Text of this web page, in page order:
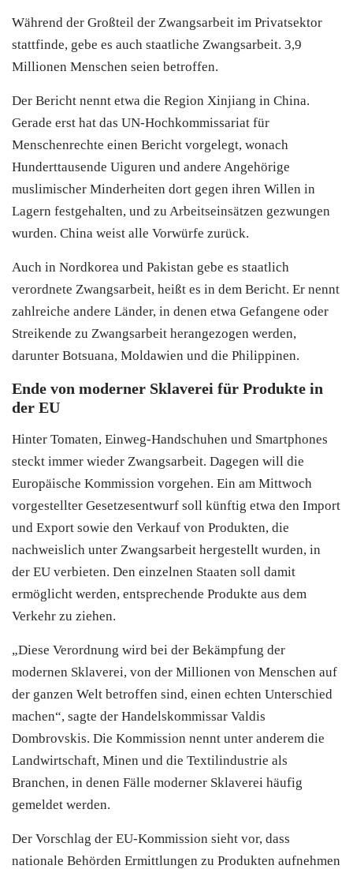
Während der Großteil der Zwangsarbeit im Privatsektor
stattfinde, gebe es auch staatliche Zwangsarbeit. 3,9
Millionen Menschen seien betroffen.
Der Bericht nennt etwa die Region Xinjiang in China.
Gerade erst hat das UN-Hochkommissariat für
Menschenrechte einen Bericht vorgelegt, wonach
Hunderttausende Uiguren und andere Angehörige
muslimischer Minderheiten dort gegen ihren Willen in
Lagern festgehalten, und zu Arbeitseinsätzen gezwungen
wurden. China weist alle Vorwürfe zurück.
Auch in Nordkorea und Pakistan gebe es staatlich
verordnete Zwangsarbeit, heißt es in dem Bericht. Er nennt
zahlreiche andere Länder, in denen etwa Gefangene oder
Streikende zu Zwangsarbeit herangezogen werden,
darunter Botsuana, Moldawien und die Philippinen.
Ende von moderner Sklaverei für Produkte in
der EU
Hinter Tomaten, Einweg-Handschuhen und Smartphones
steckt immer wieder Zwangsarbeit. Dagegen will die
Europäische Kommission vorgehen. Ein am Mittwoch
vorgestellter Gesetzesentwurf soll künftig etwa den Import
und Export sowie den Verkauf von Produkten, die
nachweislich unter Zwangsarbeit hergestellt wurden, in
der EU verbieten. Den einzelnen Staaten soll damit
ermöglicht werden, entsprechende Produkte aus dem
Verkehr zu ziehen.
„Diese Verordnung wird bei der Bekämpfung der
modernen Sklaverei, von der Millionen von Menschen auf
der ganzen Welt betroffen sind, einen echten Unterschied
machen“, sagte der Handelskommissar Valdis
Dombrovskis. Die Kommission nennt unter anderem die
Landwirtschaft, Minen und die Textilindustrie als
Branchen, in denen Fälle moderner Sklaverei häufig
gemeldet werden.
Der Vorschlag der EU-Kommission sieht vor, dass
nationale Behörden Ermittlungen zu Produkten aufnehmen